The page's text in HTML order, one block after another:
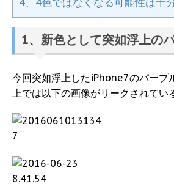
1、新色として突如浮上の
今回突如浮上したiPhone7のパープ
上では以下の画像がリークされてい